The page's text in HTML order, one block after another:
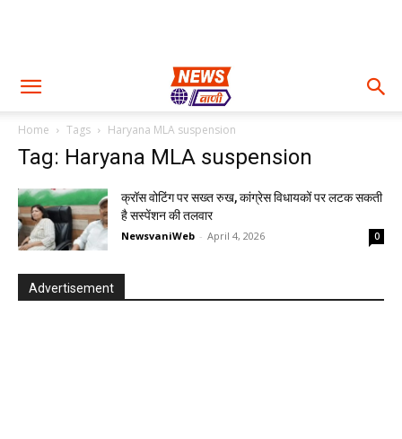
Home Tags Haryana MLA suspension
Tag: Haryana MLA suspension
क्रॉस वोटिंग पर सख्त रुख, कांग्रेस विधायकों पर लटक सकती
है सस्पेंशन की तलवार
NewsvaniWeb - April 4, 2026 0
Advertisement